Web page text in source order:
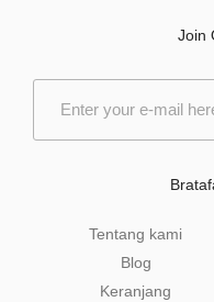
Join
Tentang kami
Blog
Keranjang